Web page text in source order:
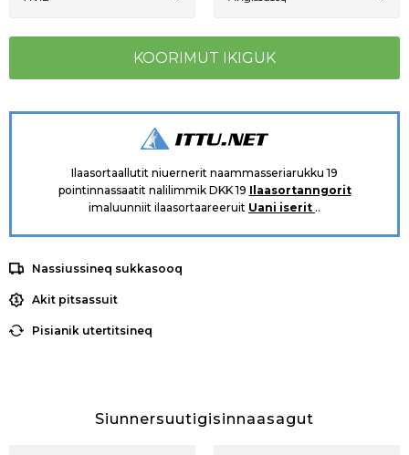
Ilaasortaallutit niuernerit naammasseriarukku 19
pointinnassaatit nalilimmik DKK 19 Ilaasortanngorit
imaluunniit ilaasortaareeruit Uani iserit ..
Nassiussineq sukkasooq
Akit pitsassuit
Pisianik utertitsineq
Siunnersuutigisinnaasagut